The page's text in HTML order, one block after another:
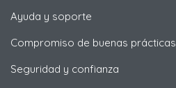
Ayuda y soporte
Compromiso de buenas prácticas
Seguridad y confianza